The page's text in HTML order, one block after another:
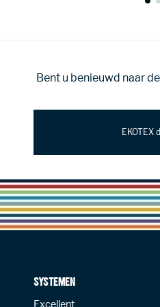
Bent u benieuwd naar
EKOTEX
SYSTEMEN
Excellent